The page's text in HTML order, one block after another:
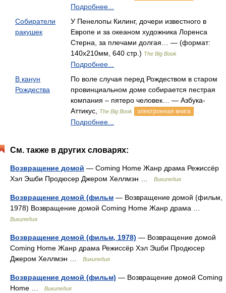
Подробнее...
Собиратели
ракушек
У Пенелопы Килинг, дочери известного в
Европе и за океаном художника Лоренса
Стерна, за плечами долгая… — (формат:
140x210мм, 640 стр.) The Big Book
Подробнее...
В канун
Рождества
По воле случая перед Рождеством в старом
провинциальном доме собирается пестрая
компания – пятеро человек… — Азбука-
Аттикус,
The Big Book электронная книга
Подробнее...
См. также в других словарях:
Возвращение домой — Coming Home Жанр драма Режиссёр
Хэл Эшби Продюсер Джером Хеллмэн …
Википедия
Возвращение домой (фильм — Возвращение домой (фильм,
1978) Возвращение домой Coming Home Жанр драма …
Википедия
Возвращение домой (фильм, 1978) — Возвращение домой
Coming Home Жанр драма Режиссёр Хэл Эшби Продюсер
Джером Хеллмэн …
Википедия
Возвращение домой (фильм) — Возвращение домой Coming
Home …
Википедия